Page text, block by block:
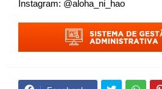
Instagram: @aloha_ni_hao